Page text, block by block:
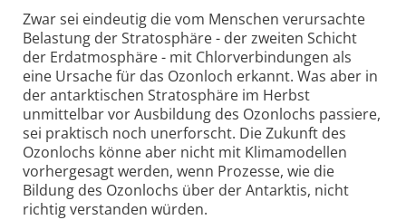
Zwar sei eindeutig die vom Menschen verursachte
Belastung der Stratosphäre - der zweiten Schicht
der Erdatmosphäre - mit Chlorverbindungen als
eine Ursache für das Ozonloch erkannt. Was aber in
der antarktischen Stratosphäre im Herbst
unmittelbar vor Ausbildung des Ozonlochs passiere,
sei praktisch noch unerforscht. Die Zukunft des
Ozonlochs könne aber nicht mit Klimamodellen
vorhergesagt werden, wenn Prozesse, wie die
Bildung des Ozonlochs über der Antarktis, nicht
richtig verstanden würden.